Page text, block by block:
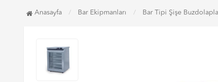
Anasayfa Bar Ekipmanları Bar Tipi Şişe